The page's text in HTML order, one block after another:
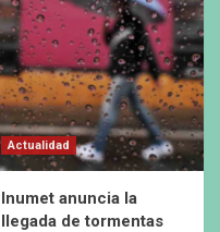
Actualidad
Inumet anuncia la
llegada de tormentas